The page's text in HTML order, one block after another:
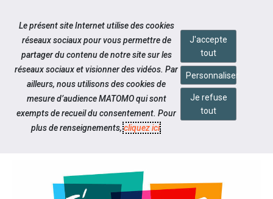
Aller au contenu
Notre actualité
OCTOBRE ROSE - TÉMOIGNAGE
Le présent site Internet utilise des cookies
réseaux sociaux pour vous permettre de
partager du contenu de notre site sur les
réseaux sociaux et visionner des vidéos. Par
ailleurs, nous utilisons des cookies de
mesure d’audience MATOMO qui sont
exempts de recueil du consentement. Pour
plus de renseignements,cliquez ici.
J'accepte
tout
Personnaliser
Je refuse
tout